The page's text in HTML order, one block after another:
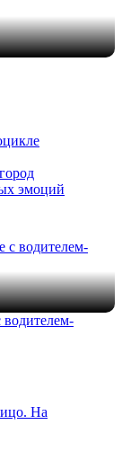
эмоций
водителем-